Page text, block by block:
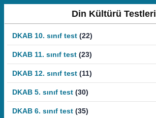
Din Kültürü Testleri
DKAB 10. sınıf test (22)
DKAB 11. sınıf test (23)
DKAB 12. sınıf test (11)
DKAB 5. sınıf test (30)
DKAB 6. sınıf test (35)